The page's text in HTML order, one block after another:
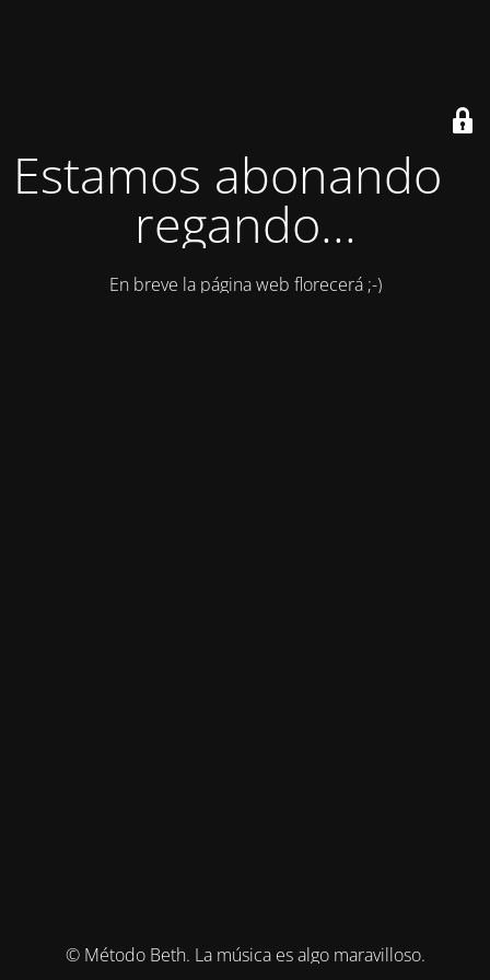
Estamos abonando y
regando...
En breve la página web florecerá ;-)
© Método Beth. La música es algo maravilloso.